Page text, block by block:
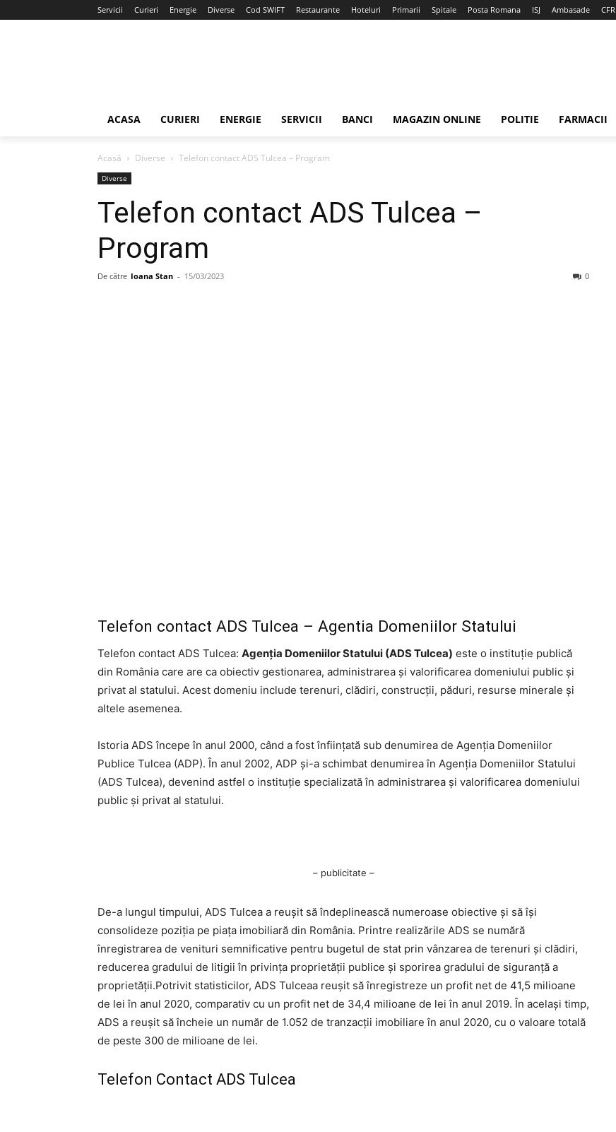
Servicii Curieri Energie Diverse Cod SWIFT Restaurante Hoteluri Primarii Spitale Posta Romana ISJ Ambasade CFR
ACASA CURIERI ENERGIE SERVICII BANCI MAGAZIN ONLINE POLITIE FARMACII
Acasă Diverse Telefon contact ADS Tulcea – Program
Diverse
Telefon contact ADS Tulcea –
Program
De către Ioana Stan - 15/03/2023 0
Telefon contact ADS Tulcea – Agentia Domeniilor Statului
Telefon contact ADS Tulcea: Agenţia Domeniilor Statului (ADS Tulcea) este o instituţie publică
din România care are ca obiectiv gestionarea, administrarea şi valorificarea domeniului public şi
privat al statului. Acest domeniu include terenuri, clădiri, construcţii, păduri, resurse minerale şi
altele asemenea.
Istoria ADS începe în anul 2000, când a fost înfiinţată sub denumirea de Agenţia Domeniilor
Publice Tulcea (ADP). În anul 2002, ADP şi-a schimbat denumirea în Agenţia Domeniilor Statului
(ADS Tulcea), devenind astfel o instituţie specializată în administrarea şi valorificarea domeniului
public şi privat al statului.
– publicitate –
De-a lungul timpului, ADS Tulcea a reuşit să îndeplinească numeroase obiective şi să îşi
consolideze poziţia pe piaţa imobiliară din România. Printre realizările ADS se numără
înregistrarea de venituri semnificative pentru bugetul de stat prin vânzarea de terenuri şi clădiri,
reducerea gradului de litigii în privinţa proprietăţii publice şi sporirea gradului de siguranţă a
proprietăţii.Potrivit statisticilor, ADS Tulceaa reuşit să înregistreze un profit net de 41,5 milioane
de lei în anul 2020, comparativ cu un profit net de 34,4 milioane de lei în anul 2019. În acelaşi timp,
ADS a reuşit să încheie un număr de 1.052 de tranzacţii imobiliare în anul 2020, cu o valoare totală
de peste 300 de milioane de lei.
Telefon Contact ADS Tulcea